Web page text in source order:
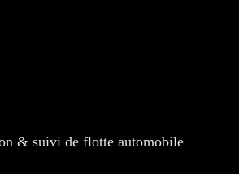
& suivi de flotte automobile